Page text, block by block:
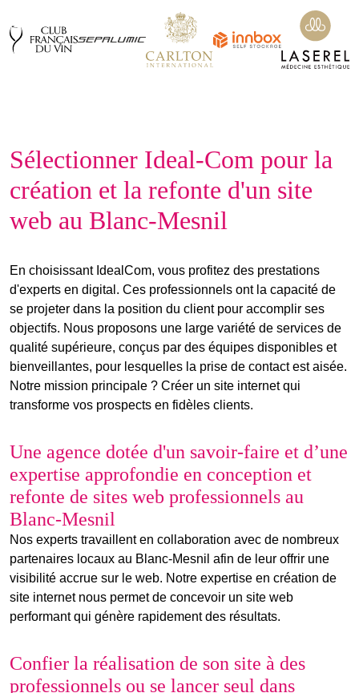
Sélectionner Ideal-Com pour la
création et la refonte d'un site
web au Blanc-Mesnil
En choisissant IdealCom, vous profitez des prestations
d'experts en digital . Ces professionnels ont la capacité de
se projeter dans la position du client pour accomplir ses
objectifs. Nous proposons une large variété de services de
qualité supérieure, conçus par des équipes disponibles et
bienveillantes, pour lesquelles la prise de contact est aisée.
Notre mission principale ? Créer un site internet qui
transforme vos prospects en fidèles clients.
Une agence dotée d'un savoir-faire et d’une
expertise approfondie en conception et
refonte de sites web professionnels au
Blanc-Mesnil
Nos experts travaillent en collaboration avec de nombreux
partenaires locaux au Blanc-Mesnil afin de leur offrir une
visibilité accrue sur le web. Notre expertise en création de
site internetnous permet de concevoir un site web
performant qui génère rapidement des résultats.
Confier la réalisation de son site à des
professionnels ou se lancer seul dans